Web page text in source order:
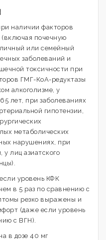
наличии факторов
(включая почечную
личный или семейный
заболеваний и
токсичности при
ГМГ-КоА-редуктазы
алкоголизме, у
лет, при заболеваниях
гипотензии,
метаболических
нарушениях, при
лиц азиатского
уровень КФК
в 5 раз по сравнению с
резко выражены и
(даже если уровень
с ВГН).
в дозе 40 мг